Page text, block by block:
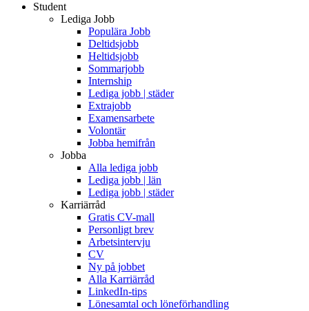
Student
Lediga Jobb
Populära Jobb
Deltidsjobb
Heltidsjobb
Sommarjobb
Internship
Lediga jobb | städer
Extrajobb
Examensarbete
Volontär
Jobba hemifrån
Jobba
Alla lediga jobb
Lediga jobb | län
Lediga jobb | städer
Karriärråd
Gratis CV-mall
Personligt brev
Arbetsintervju
CV
Ny på jobbet
Alla Karriärråd
LinkedIn-tips
Lönesamtal och löneförhandling